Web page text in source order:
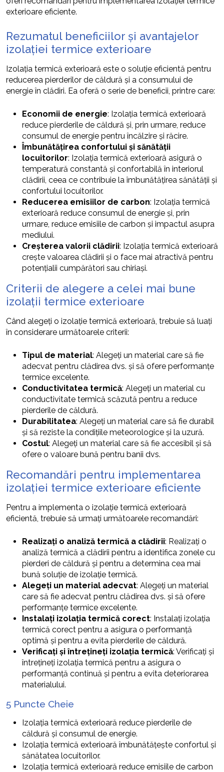
exterioare eficiente.
Rezumatul beneficiilor și avantajelor
izolației termice exterioare
Izolația termică exterioară este o soluție eficientă pentru
reducerea pierderilor de căldură și a consumului de
energie în clădiri. Ea oferă o serie de beneficii, printre care:
Economii de energie: Izolația termică exterioară
reduce pierderile de căldură și, prin urmare, reduce
consumul de energie pentru încălzire și răcire.
Îmbunătățirea confortului și sănătății
locuitorilor: Izolația termică exterioară asigură o
temperatură constantă și confortabilă în interiorul
clădirii, ceea ce contribuie la îmbunătățirea sănătății și
confortului locuitorilor.
Reducerea emisiilor de carbon: Izolația termică
exterioară reduce consumul de energie și, prin
urmare, reduce emisiile de carbon și impactul asupra
mediului.
Creșterea valorii clădirii: Izolația termică exterioară
crește valoarea clădirii și o face mai atractivă pentru
potențialii cumpărători sau chiriași.
Criterii de alegere a celei mai bune
izolații termice exterioare
Când alegeți o izolație termică exterioară, trebuie să luați
în considerare următoarele criterii:
Tipul de material: Alegeți un material care să fie
adecvat pentru clădirea dvs. și să ofere performanțe
termice excelente.
Conductivitatea termică: Alegeți un material cu
conductivitate termică scăzută pentru a reduce
pierderile de căldură.
Durabilitatea: Alegeți un material care să fie durabil
și să reziste la condițiile meteorologice și la uzură.
Costul: Alegeți un material care să fie accesibil și să
ofere o valoare bună pentru banii dvs.
Recomandări pentru implementarea
izolației termice exterioare eficiente
Pentru a implementa o izolație termică exterioară
eficientă, trebuie să urmați următoarele recomandări:
Realizați o analiză termică a clădirii: Realizați o
analiză termică a clădirii pentru a identifica zonele cu
pierderi de căldură și pentru a determina cea mai
bună soluție de izolație termică.
Alegeți un material adecvat: Alegeți un material
care să fie adecvat pentru clădirea dvs. și să ofere
performanțe termice excelente.
Instalați izolația termică corect: Instalați izolația
termică corect pentru a asigura o performanță
optimă și pentru a evita pierderile de căldură.
Verificați și întrețineți izolația termică: Verificați și
întrețineți izolația termică pentru a asigura o
performanță continuă și pentru a evita deteriorarea
materialului.
5 Puncte Cheie
Izolația termică exterioară reduce pierderile de
căldură și consumul de energie.
Izolația termică exterioară îmbunătățește confortul și
sănătatea locuitorilor.
Izolația termică exterioară reduce emisiile de carbon